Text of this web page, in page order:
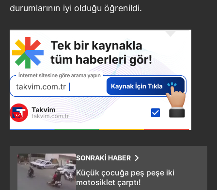
durumlarının iyi olduğu öğrenildi.
SONRAKİ HABER
Küçük çocuğa peş peşe iki
motosiklet çarptı!